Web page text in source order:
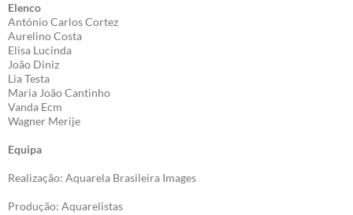
Elenco
António Carlos Cortez
Aurelino Costa
Elisa Lucinda
João Diniz
Lia Testa
Maria João Cantinho
Vanda Ecm
Wagner Merije
Equipa
Realização: Aquarela Brasileira Images
Produção: Aquarelistas